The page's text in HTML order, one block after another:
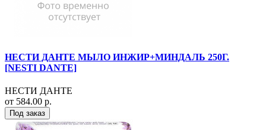
НЕСТИ ДАНТЕ МЫЛО ИНЖИР+МИНДАЛЬ 250Г.
[NESTI DANTE]
НЕСТИ ДАНТЕ
от 584.00 р.
Под заказ